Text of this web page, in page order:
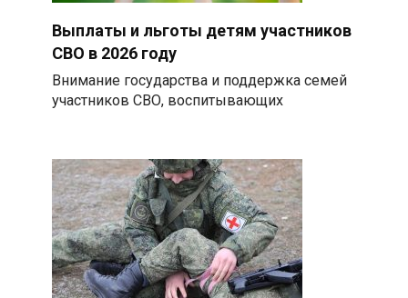
Выплаты и льготы детям участников
СВО в 2026 году
Внимание государства и поддержка семей
участников СВО, воспитывающих